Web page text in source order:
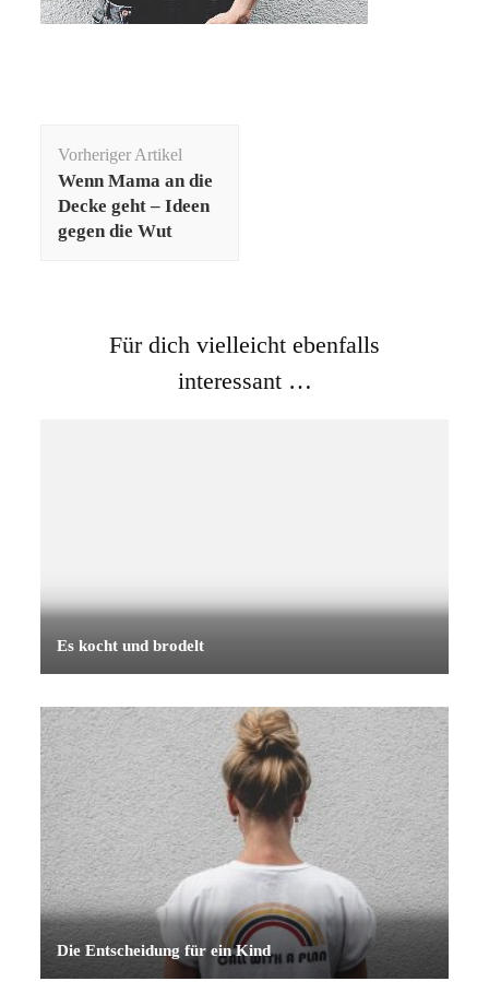
Vorheriger Artikel
Wenn Mama an die
Decke geht – Ideen
gegen die Wut
Für dich vielleicht ebenfalls
interessant …
Es kocht und brodelt
Die Entscheidung für ein Kind